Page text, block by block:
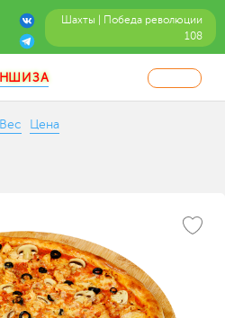
Шахты | Победа революции
108
Вес Цена